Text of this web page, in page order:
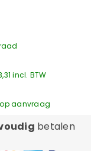
incl. BTW
aanvraag
betalen